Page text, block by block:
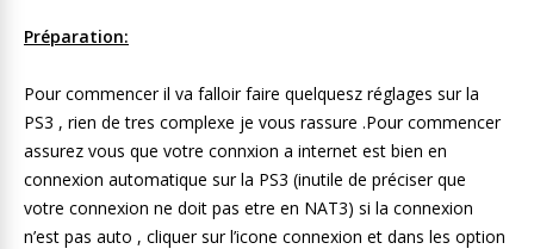
Préparation:
Pour commencer il va falloir faire quelquesz réglages sur la
PS3 , rien de tres complexe je vous rassure .Pour commencer
assurez vous que votre connxion a internet est bien en
connexion automatique sur la PS3 (inutile de préciser que
votre connexion ne doit pas etre en NAT3) si la connexion
n’est pas auto , cliquer sur l’icone connexion et dans les option